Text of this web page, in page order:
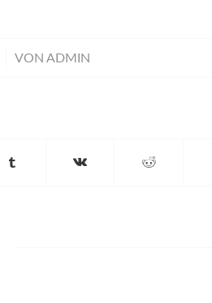
VONADMIN